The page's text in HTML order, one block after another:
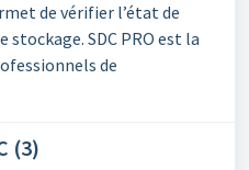
de vérifier l’état de
stockage. SDC PRO est la
de
(3)